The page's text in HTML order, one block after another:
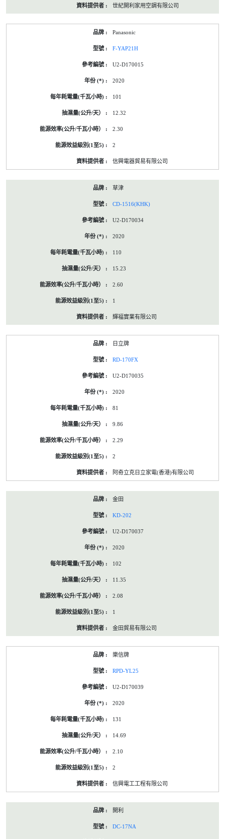
世紀開利家用空調有限公司
Panasonic
F-YAP21H
U2-D170015
2020
101
12.32
2.30
2
信興電器貿易有限公司
草津
CD-1516(KHK)
U2-D170034
2020
110
15.23
2.60
1
輝福實業有限公司
日立牌
RD-170FX
U2-D170035
2020
81
9.86
2.29
2
阿奇立克日立家電(香港)有限公司
金田
KD-202
U2-D170037
2020
102
11.35
2.08
1
金田貿易有限公司
樂信牌
RPD-YL25
U2-D170039
2020
131
14.69
2.10
2
信興電工工程有限公司
開利
DC-17NA